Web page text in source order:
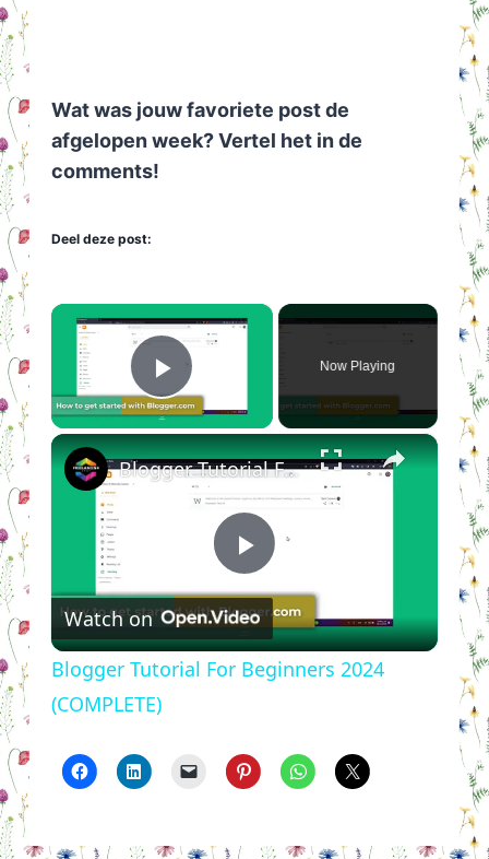
Wat was jouw favoriete post de
afgelopen week? Vertel het in de
comments!
Deel deze post:
×
Play Video
Now Playing
×
Play
Video
Blogger Tutorial For Beginners 2024 (COMPLETE)
Watch on
Blogger Tutorial For Beginners 2024
(COMPLETE)